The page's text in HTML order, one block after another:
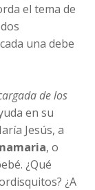
el tema de
una debe
de los
en su
Jesús, a
, o
¿Qué
¿A